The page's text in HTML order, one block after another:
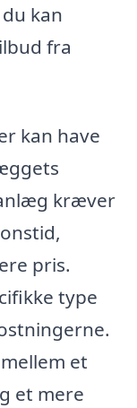
kan
fra
kan have
kræver
pris.
type
et
et mere